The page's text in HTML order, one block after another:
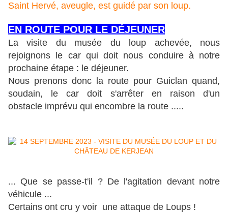
Saint Hervé, aveugle, est guidé par son loup.
EN ROUTE POUR LE DÉJEUNER
La visite du musée du loup achevée, nous
rejoignons le car qui doit nous conduire à notre
prochaine étape : le déjeuner.
Nous prenons donc la route pour Guiclan quand,
soudain, le car doit s'arrêter en raison d'un
obstacle imprévu qui encombre la route .....
... Que se passe-t'il ? De l'agitation devant notre
véhicule ...
Certains ont cru y voir une attaque de Loups !